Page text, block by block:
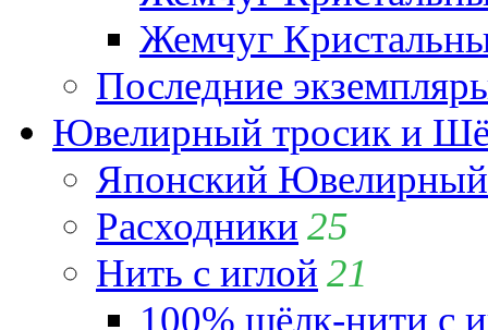
Жемчуг
Последние
Ювелирный тросик и
Японский
Расходники 25
Нить с иглой 21
100% шёлк-нити с